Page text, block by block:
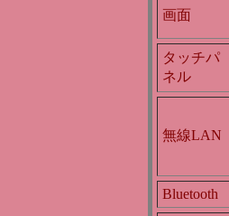
画面
タッチパ
ネル
無線LAN
Bluetooth